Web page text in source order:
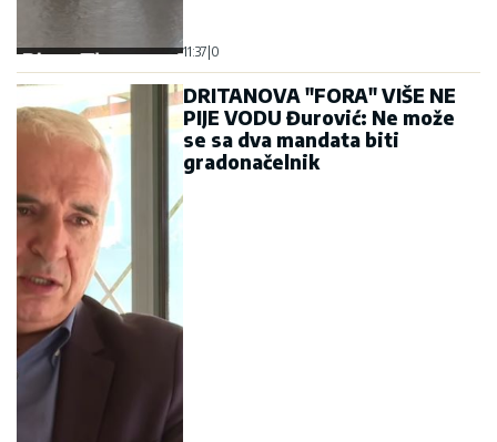
11:37 0
DRITANOVA "FORA" VIŠE NE
PIJE VODU Đurović: Ne može
se sa dva mandata biti
gradonačelnik